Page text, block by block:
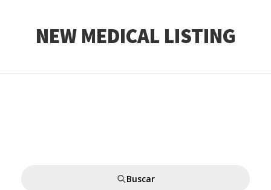
NEW MEDICAL LISTING
Buscar